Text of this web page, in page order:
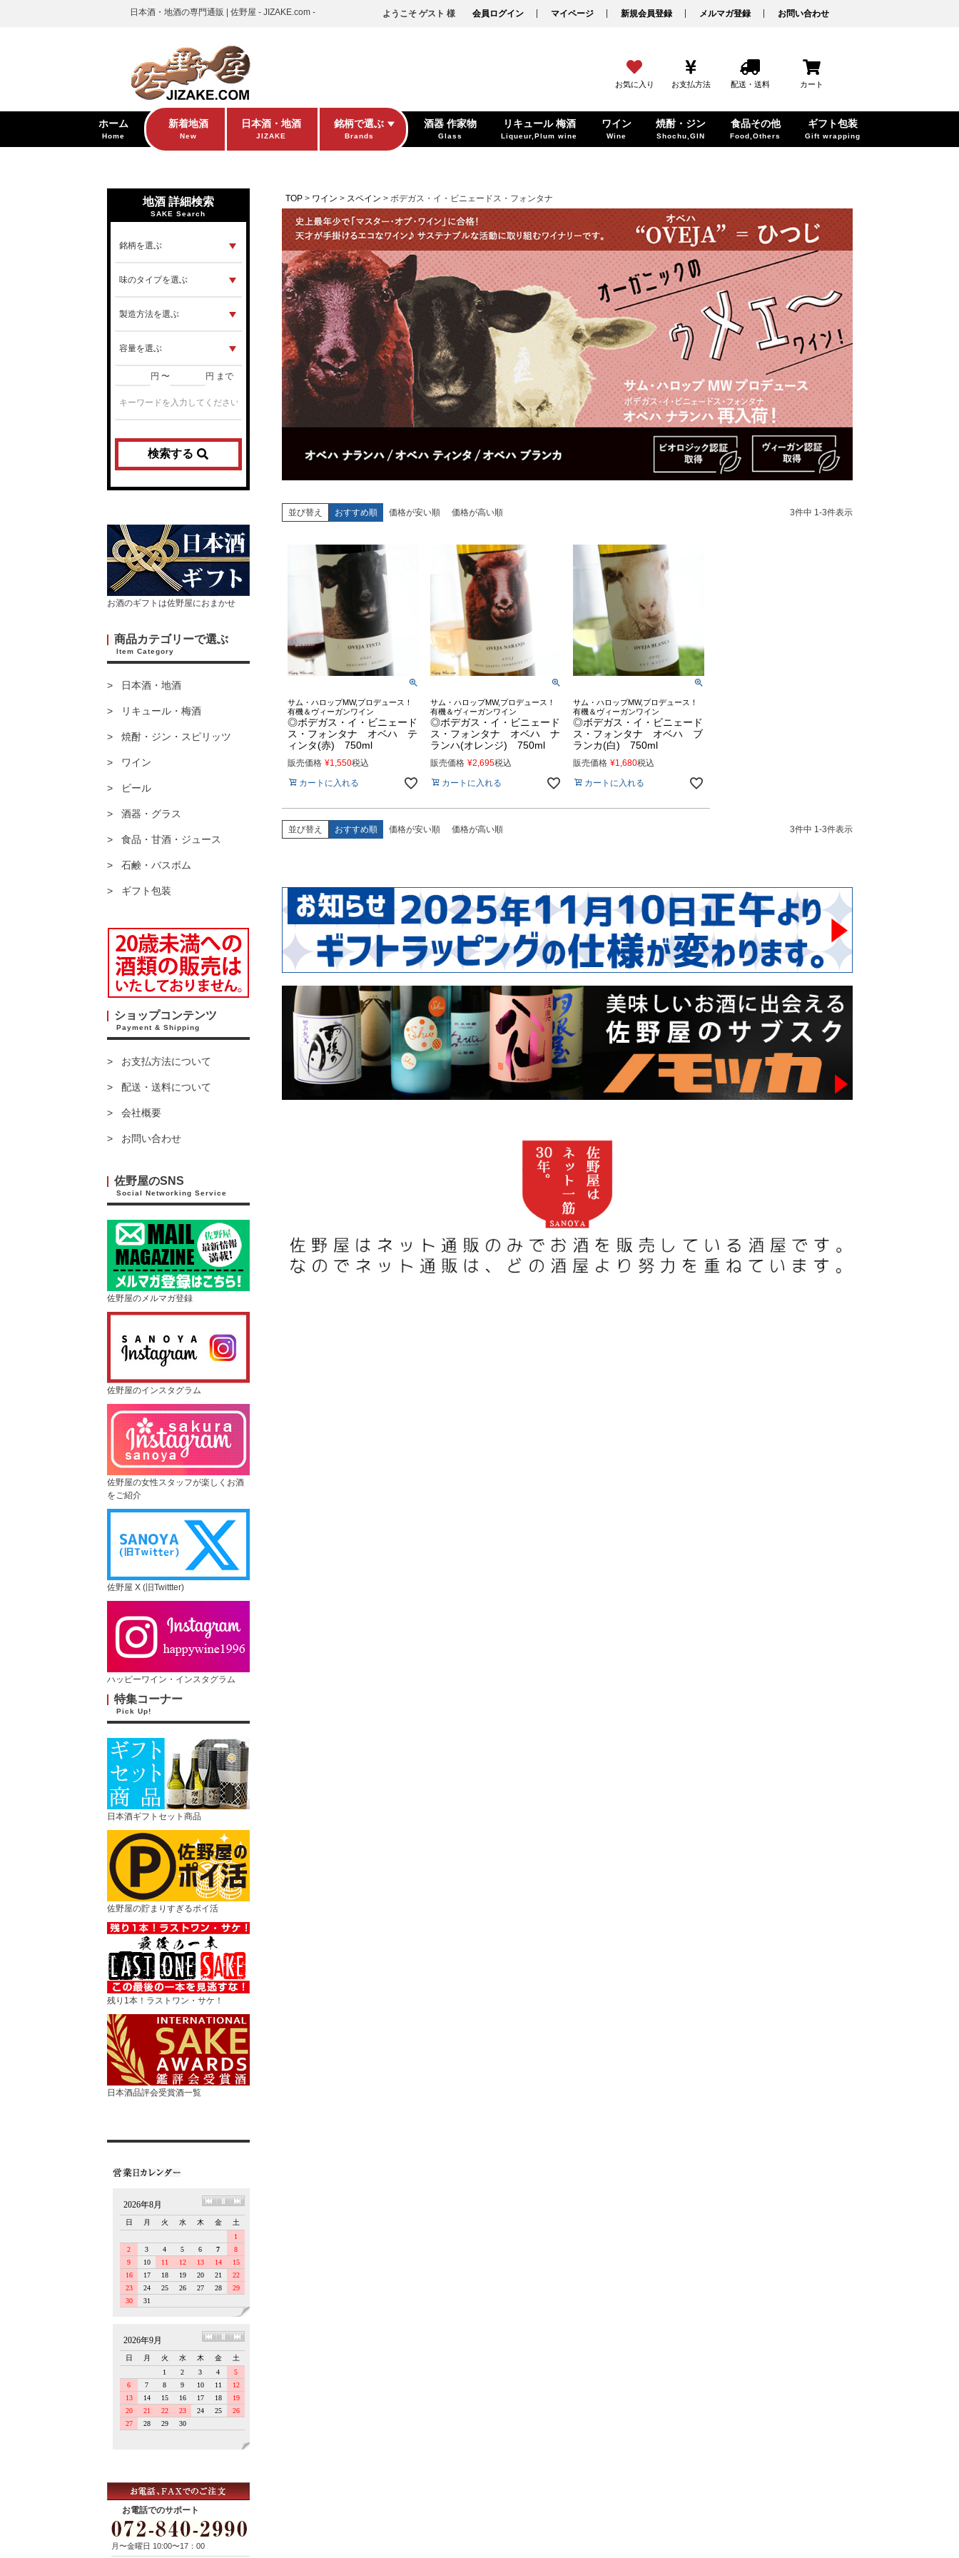
日本酒・地酒の専門通販 | 佐野屋 - JIZAKE.com - ようこそ ゲスト 様 会員ログイン マイページ 新規会員登録 メルマガ登録 お問い合わせ
お気に入り お支払方法 配送・送料 カート
ホーム
Home
新着地酒
New
日本酒・地酒
JIZAKE
銘柄で選ぶ
Brands
酒器 作家物
Glass
リキュール 梅酒
Liqueur,Plum wine
ワイン
Wine
焼酎・ジン
Shochu,GIN
食品その他
Food,Others
ギフト包装
Gift wrapping
地酒 詳細検索
SAKE Search
円 〜 円 まで
検索する
お酒のギフトは佐野屋におまかせ
商品カテゴリーで選ぶ
Item Category
日本酒・地酒
リキュール・梅酒
焼酎・ジン・スピリッツ
ワイン
ビール
酒器・グラス
食品・甘酒・ジュース
石鹸・バスボム
ギフト包装
ショップコンテンツ
Payment & Shipping
お支払方法について
配送・送料について
会社概要
お問い合わせ
佐野屋のSNS
Social Networking Service
佐野屋のメルマガ登録
佐野屋のインスタグラム
佐野屋の女性スタッフが楽しくお酒
をご紹介
佐野屋 X (旧Twittter)
ハッピーワイン・インスタグラム
特集コーナー
Pick Up!
日本酒ギフトセット商品
佐野屋の貯まりすぎるポイ活
残り1本！ラストワン・サケ！
日本酒品評会受賞酒一覧
お電話でのサポート
月〜金曜日 10:00〜17：00
TOP ワイン スペイン ボデガス・イ・ビニェードス・フォンタナ
並び替え おすすめ順 価格が安い順 価格が高い順 3件中 1 -3件表示
サム・ハロップMW,プロデュース！
有機＆ヴィーガンワイン
◎ボデガス・イ・ビニェード
ス・フォンタナ オベハ テ
ィンタ(赤) 750ml
販売価格 ¥1,550税込
カートに入れる
サム・ハロップMW,プロデュース！
有機＆ヴィーガンワイン
◎ボデガス・イ・ビニェード
ス・フォンタナ オベハ ナ
ランハ(オレンジ) 750ml
販売価格 ¥2,695税込
カートに入れる
サム・ハロップMW,プロデュース！
有機＆ヴィーガンワイン
◎ボデガス・イ・ビニェード
ス・フォンタナ オベハ ブ
ランカ(白) 750ml
販売価格 ¥1,680税込
カートに入れる
並び替え おすすめ順 価格が安い順 価格が高い順 3件中 1 -3件表示